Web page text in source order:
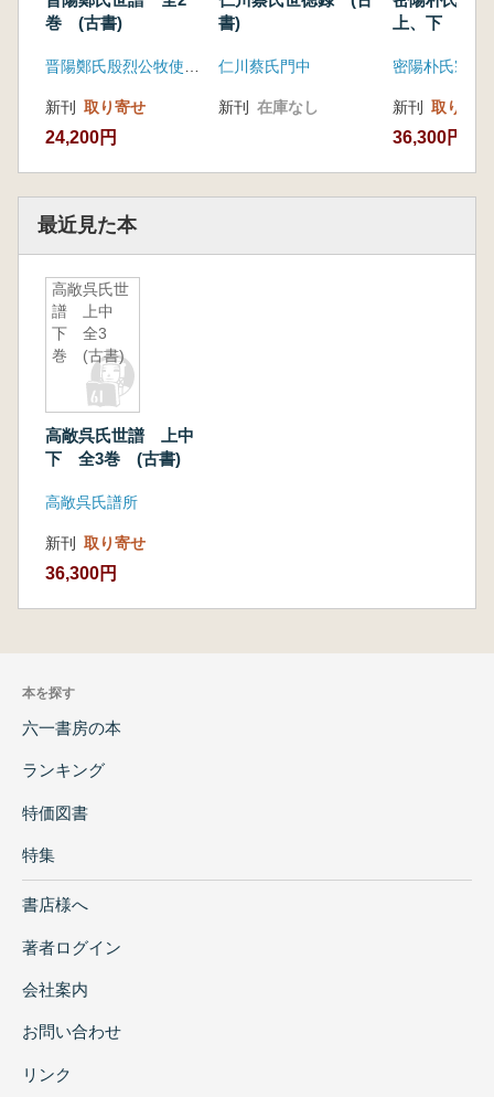
巻 (古書)
新刊 取り寄せ
24,200円
書)
仁川蔡氏門中
新刊 在庫なし
上、下 (古
新刊 取り寄せ
36,300円
最近見た本
高敞呉氏世
譜 上中
下 全3
巻 (古書)
高敞呉氏世譜 上中
下 全3巻 (古書)
高敞呉氏譜所
新刊 取り寄せ
36,300円
本を探す
六一書房の本
ランキング
特価図書
特集
書店様へ
著者ログイン
会社案内
お問い合わせ
リンク